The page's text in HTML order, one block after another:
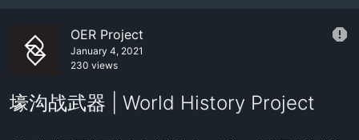
OER Project
January 4, 2021
230 views
壕沟战武器 | World History Project